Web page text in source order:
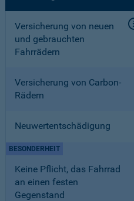
Versicherung von neuen
und gebrauchten
Fahrrädern
Versicherung von Carbon-
Rädern
Neuwertentschädigung
Keine Pflicht, das Fahrrad
an einen festen
Gegenstand
BESONDERHEIT